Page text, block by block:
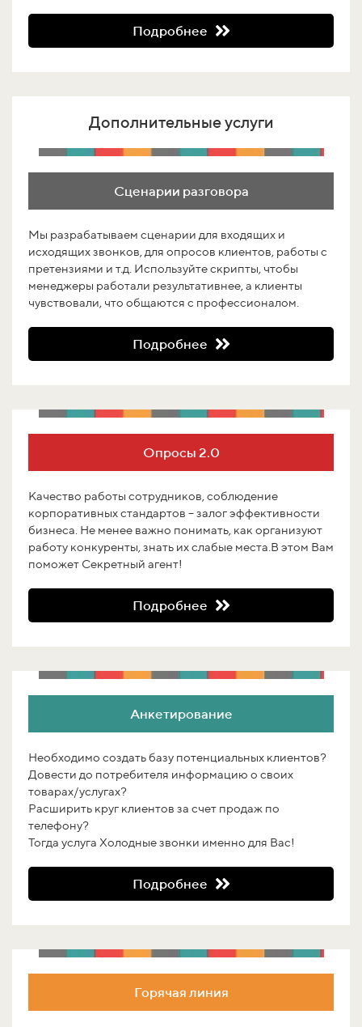
Подробнее
Дополнительные услуги
Сценарии разговора
Мы разрабатываем сценарии для входящих и
исходящих звонков, для опросов клиентов, работы с
претензиями и т.д. Используйте скрипты, чтобы
менеджеры работали результативнее, а клиенты
чувствовали, что общаются с профессионалом.
Подробнее
Опросы 2.0
Качество работы сотрудников, соблюдение
корпоративных стандартов – залог эффективности
бизнеса. Не менее важно понимать, как организуют
работу конкуренты, знать их слабые места.В этом Вам
поможет Секретный агент!
Подробнее
Анкетирование
Необходимо создать базу потенциальных клиентов?
Довести до потребителя информацию о своих
товарах/услугах?
Расширить круг клиентов за счет продаж по
телефону?
Тогда услуга Холодные звонки именно для Вас!
Подробнее
Горячая линия